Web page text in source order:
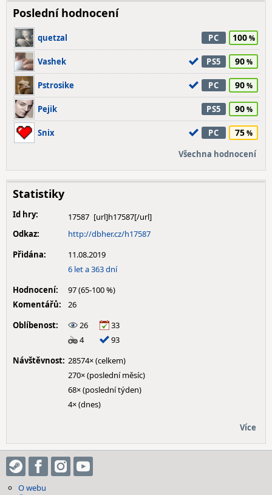
Poslední hodnocení
quetzal PC 100
Vashek PS5 90
Pstrosike PC 90
Pejik PS5 90
Snix PC 75
Všechna hodnocení
Statistiky
Id hry:
17587
Odkaz:
http://dbher.cz/h17587
Přidána:
11.08.2019
6 let a 363 dní
Hodnocení:
97 (65-100 %)
Komentářů:
26
Oblíbenost:
26
33
4
93
Návštěvnost: 28574× (celkem)
270× (poslední měsíc)
68× (poslední týden)
4× (dnes)
Více
O webu